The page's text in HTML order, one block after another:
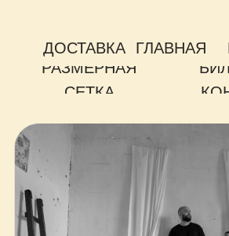
ГЛАВНАЯ
ДОСТАВКА
РАЗМЕРНАЯ
СЕТКА